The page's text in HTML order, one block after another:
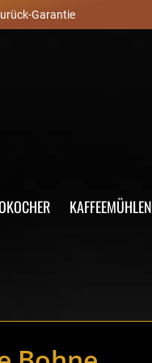
Garantie
KAFFEEMÜHLEN